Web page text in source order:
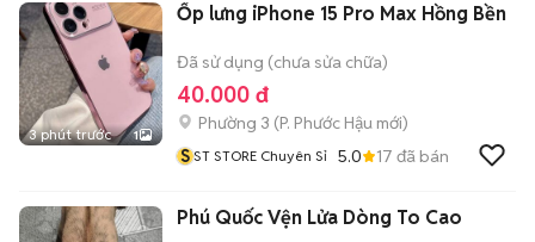
3 phút trước 1
Ốp lưng iPhone 15 Pro Max Hồng Bền
Đã sử dụng (chưa sửa chữa)
40.000 đ
Phường 3 (P. Phước Hậu mới)
S ST STORE Chuyên Sỉ 5.0 17 đã bán
Phú Quốc Vện Lửa Dòng To Cao